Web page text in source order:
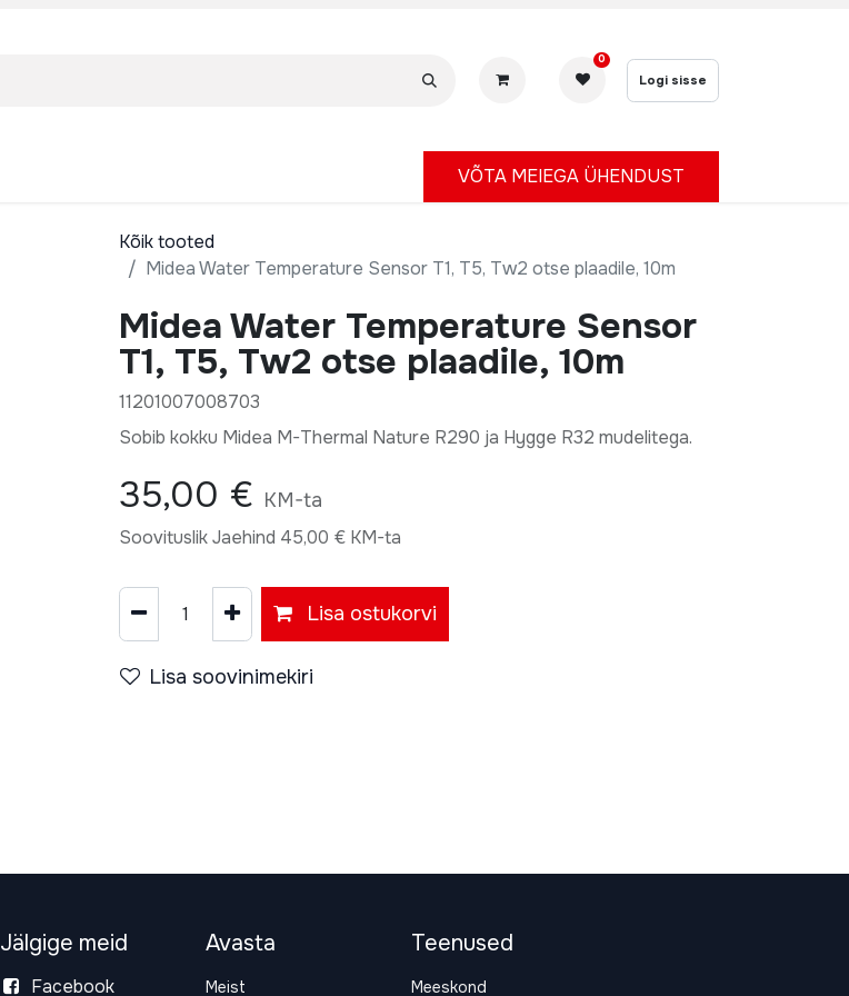
0
Logi sisse
VÕTA MEIEGA ÜHENDUST
Kõik tooted
Midea Water Temperature Sensor T1, T5, Tw2 otse plaadile, 10m
Midea Water Temperature Sensor
T1, T5, Tw2 otse plaadile, 10m
11201007008703
Sobib kokku Midea M-Thermal Nature R290 ja Hygge R32 mudelitega.
35,00 € KM-ta
Soovituslik Jaehind 45,00 € KM-ta
Lisa ostukorvi
Lisa soovinimekiri
Jälgige meid
Facebook
Avasta
Meist
Teenused
Meeskond